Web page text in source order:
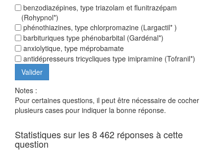
benzodiazépines, type triazolam et flunitrazépam
(Rohypnol*)
phénothiazines, type chlorpromazine (Largactil* )
barbituriques type phénobarbital (Gardénal*)
anxiolytique, type méprobamate
antidépresseurs tricycliques type imipramine (Tofranil*)
Notes :
Pour certaines questions, il peut être nécessaire de cocher
plusieurs cases pour indiquer la bonne réponse.
Statistiques sur les 8 462 réponses à cette
question